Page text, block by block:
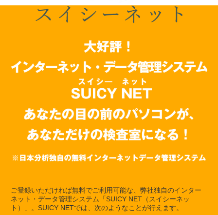
ご登録いただければ無料でご利用可能な、弊社独自のインター
ネット・データ管理システム「SUICY NET（スイシーネッ
ト）」。SUICY NETでは、次のようなことが行えます。